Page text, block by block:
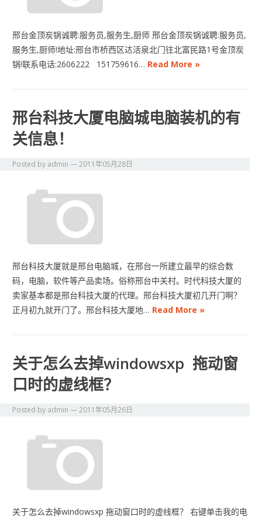
邢台金顶炭锅诚聘:服务员,服务生,厨师 邢台金顶炭锅诚聘:服务员,
服务生,厨师!地址:邢台市桥西区达活泉北门往北富民路1号金顶炭
锅!联系电话:2606222 151759616… Read More »
邢台科技大厦电脑城电脑装机的有
关信息！
Posted by admin —2011年05月28日
邢台科技大厦就是邢台电脑城，在邢台一所建立最早的综合数
码，电脑，软件等产品卖场。俗称邢台中关村。时代科技大厦的
卖家基本都是邢台科技大厦的代理。邢台科技大厦初几开门啊？
正月初九就开门了。邢台科技大厦地… Read More »
关于怎么去掉windowsxp 拖动窗
口时的虚线框？
Posted by admin —2011年05月26日
关于怎么去掉windowsxp 拖动窗口时的虚线框？ 右键单击我的电